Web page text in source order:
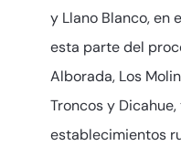
y Llano Blanco, en
esta parte del
Alborada, Los
Troncos y
establecimientos